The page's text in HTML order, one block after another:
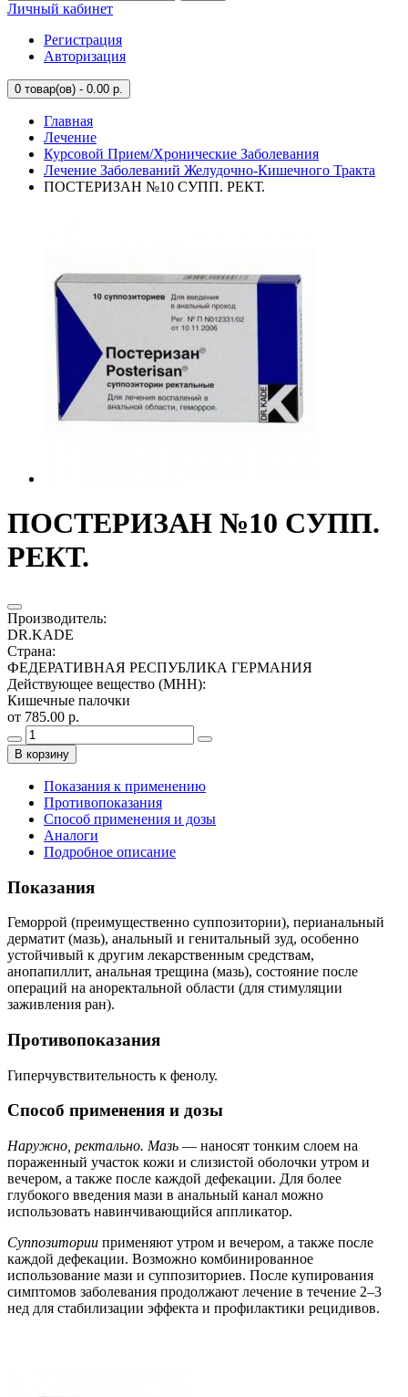
Личный кабинет
Регистрация
Авторизация
0 товар(ов) - 0.00 р.
Главная
Лечение
Курсовой Прием/Хронические Заболевания
Лечение Заболеваний Желудочно-Кишечного Тракта
ПОСТЕРИЗАН №10 СУПП. РЕКТ.
ПОСТЕРИЗАН №10 СУПП.
РЕКТ.
Производитель:
DR.KADE
Страна:
ФЕДЕРАТИВНАЯ РЕСПУБЛИКА ГЕРМАНИЯ
Действующее вещество (МНН):
Кишечные палочки
от 785.00 р.
В корзину
Показания к применению
Противопоказания
Способ применения и дозы
Аналоги
Подробное описание
Показания
Геморрой (преимущественно суппозитории), перианальный
дерматит (мазь), анальный и генитальный зуд, особенно
устойчивый к другим лекарственным средствам,
анопапиллит, анальная трещина (мазь), состояние после
операций на аноректальной области (для стимуляции
заживления ран).
Противопоказания
Гиперчувствительность к фенолу.
Способ применения и дозы
Наружно, ректально. Мазь — наносят тонким слоем на
пораженный участок кожи и слизистой оболочки утром и
вечером, а также после каждой дефекации. Для более
глубокого введения мази в анальный канал можно
использовать навинчивающийся аппликатор.
Суппозитории применяют утром и вечером, а также после
каждой дефекации. Возможно комбинированное
использование мази и суппозиториев. После купирования
симптомов заболевания продолжают лечение в течение 2–3
нед для стабилизации эффекта и профилактики рецидивов.